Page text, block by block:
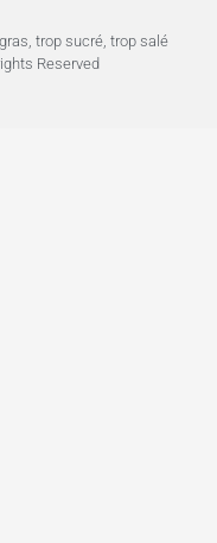
trop sucré, trop salé
Reserved